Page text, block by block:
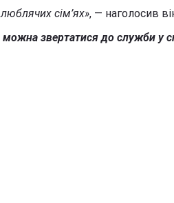
сім’ях», — наголосив
можна звертатися до служби у